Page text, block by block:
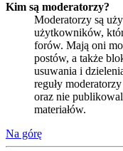
Kim są moderatorzy?
Moderatorzy są
użytkowników,
forów. Mają oni
postów, a także
usuwania i
reguły
oraz nie
materiałów.
Na górę